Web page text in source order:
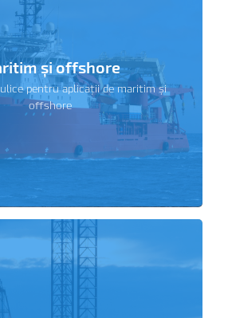
și offshore
pentru aplicații de maritim și
offshore